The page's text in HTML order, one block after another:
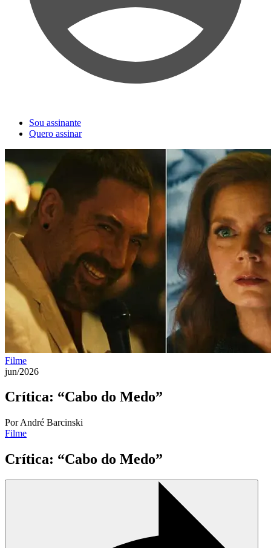
Sou assinante
Quero assinar
Filme
jun/2026
Crítica: “Cabo do Medo”
Por André Barcinski
Filme
Crítica: “Cabo do Medo”